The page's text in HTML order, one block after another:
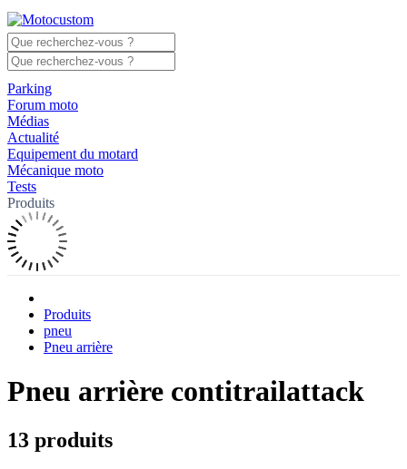
Parking
Forum moto
Médias
Actualité
Equipement du motard
Mécanique moto
Tests
Produits
Produits
pneu
Pneu arrière
Pneu arrière contitrailattack
13 produits